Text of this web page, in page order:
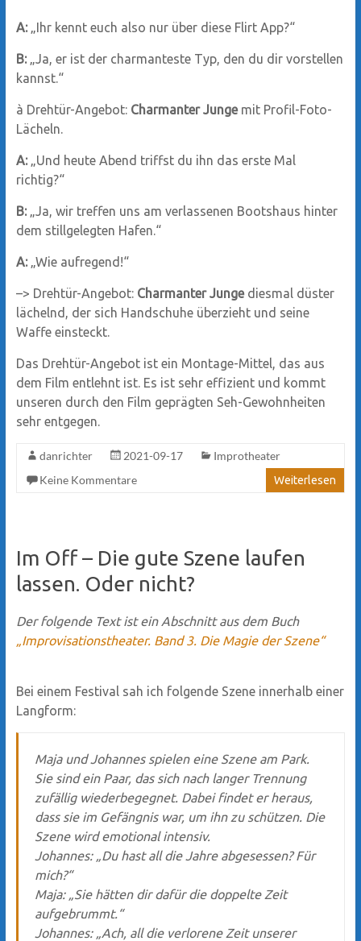
A: „Ihr kennt euch also nur über diese Flirt App?“
B: „Ja, er ist der charmanteste Typ, den du dir vorstellen
kannst.“
à Drehtür-Angebot: Charmanter Jungemit Profil-Foto-
Lä­cheln.
A: „Und heute Abend triffst du ihn das erste Mal
richtig?“
B: „Ja, wir treffen uns am verlassenen Bootshaus hinter
dem stillgelegten Hafen.“
A: „Wie aufregend!“
–> Drehtür-Angebot: Charmanter Jungediesmal düster
lächelnd, der sich Handschuhe überzieht und seine
Waffe einsteckt.
Das Drehtür-Angebot ist ein Montage-Mittel, das aus
dem Film entlehnt ist. Es ist sehr effizient und kommt
unseren durch den Film geprägten Seh-Gewohnheiten
sehr entgegen.
danrichter 2021-09-17
Improtheater
Keine Kommentare
Weiterlesen
Im Off – Die gute Szene laufen
lassen. Oder nicht?
Der folgende Text ist ein Abschnitt aus dem Buch
„Improvisationstheater. Band 3. Die Magie der Szene“
Bei einem Festival sah ich folgende Szene innerhalb einer
Langform:
Maja und Johannes spielen eine Szene am Park.
Sie sind ein Paar, das sich nach langer Trennung
zufällig wiederbegegnet. Dabei findet er heraus,
dass sie im Gefängnis war, um ihn zu schützen. Die
Szene wird emotional intensiv.
Johannes: „Du hast all die Jahre abgesessen? Für
mich?“
Maja: „Sie hätten dir dafür die doppelte Zeit
aufgebrummt.“
Johannes: „Ach, all die verlorene Zeit unserer